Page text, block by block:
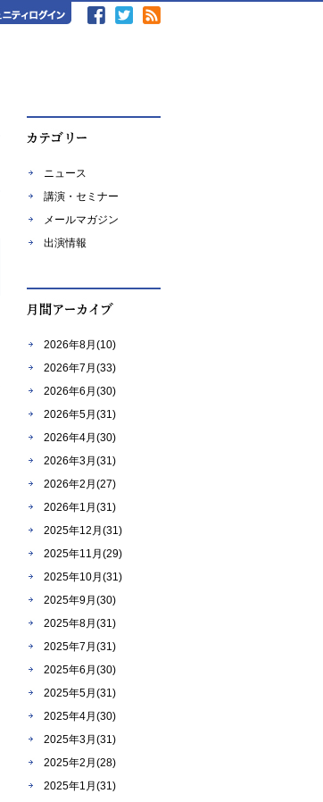
ニュース
講演・セミナー
メールマガジン
出演情報
2026年8月(10)
2026年7月(33)
2026年6月(30)
2026年5月(31)
2026年4月(30)
2026年3月(31)
2026年2月(27)
2026年1月(31)
2025年12月(31)
2025年11月(29)
2025年10月(31)
2025年9月(30)
2025年8月(31)
2025年7月(31)
2025年6月(30)
2025年5月(31)
2025年4月(30)
2025年3月(31)
2025年2月(28)
2025年1月(31)